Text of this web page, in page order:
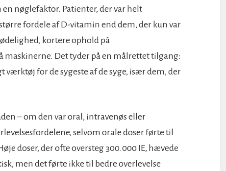
nøglefaktor. Patienter, der var helt
fordele af D-vitamin end dem, der kun var
kortere ophold på
Det tyder på en målrettet tilgang:
for de sygeste af de syge, især dem, der
– om den var oral, intravenøs eller
selvom orale doser førte til
doser, der ofte oversteg 300.000 IE, hævede
men det førte ikke til bedre overlevelse